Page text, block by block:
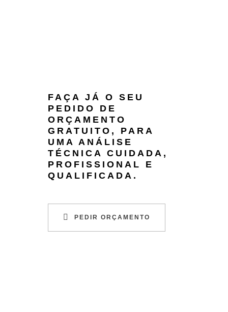
FAÇA JÁ O SEU
PEDIDO DE
ORÇAMENTO
GRATUITO, PARA
UMA ANÁLISE
TÉCNICA CUIDADA,
PROFISSIONAL E
QUALIFICADA.
PEDIR ORÇAMENTO